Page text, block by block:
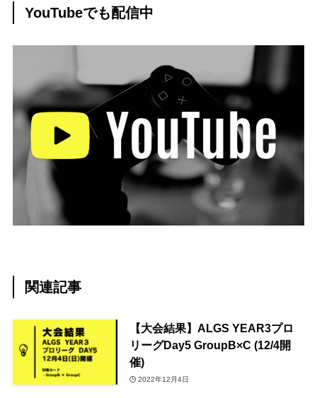
YouTubeでも配信中
関連記事
【大会結果】ALGS YEAR3プロ
リーグDay5 GroupB×C (12/4開
催)
2022年12月4日